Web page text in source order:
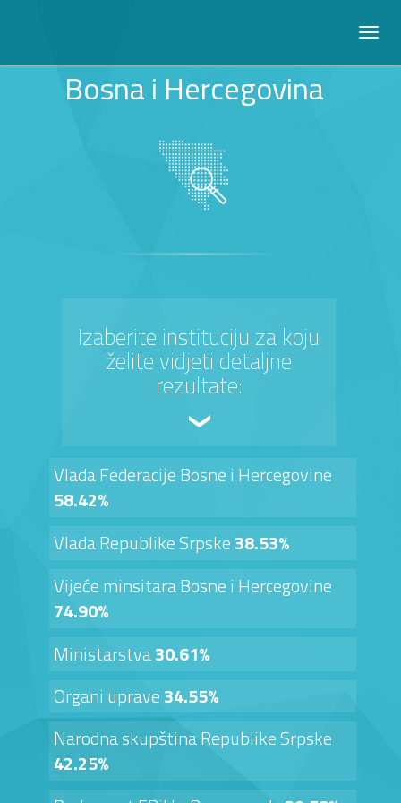
Bosna i Hercegovina
Izaberite instituciju za koju
želite vidjeti detaljne
rezultate:
Vlada Federacije Bosne i Hercegovine
58.42%
Vlada Republike Srpske38.53%
Vijeće minsitara Bosne i Hercegovine
74.90%
Ministarstva30.61%
Organi uprave34.55%
Narodna skupština Republike Srpske
42.25%